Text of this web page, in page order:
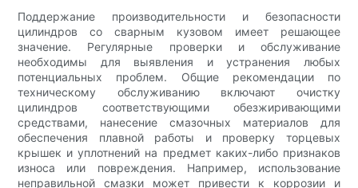
Поддержание производительности и безопасности
цилиндров со сварным кузовом имеет решающее
значение. Регулярные проверки и обслуживание
необходимы для выявления и устранения любых
потенциальных проблем. Общие рекомендации по
техническому обслуживанию включают очистку
цилиндров соответствующими обезжиривающими
средствами, нанесение смазочных материалов для
обеспечения плавной работы и проверку торцевых
крышек и уплотнений на предмет каких-либо признаков
износа или повреждения. Например, использование
неправильной смазки может привести к коррозии и